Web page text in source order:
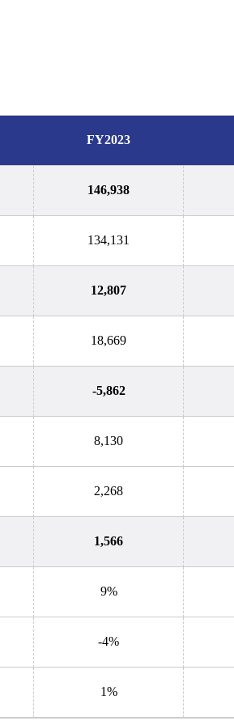
FY2023
146,938
134,131
12,807
18,669
-5,862
8,130
2,268
1,566
9%
-4%
1%